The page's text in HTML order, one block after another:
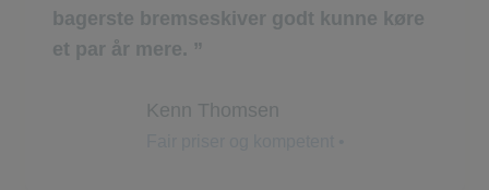
bagerste bremseskiver godt kunne køre
et par år mere.
Kenn Thomsen